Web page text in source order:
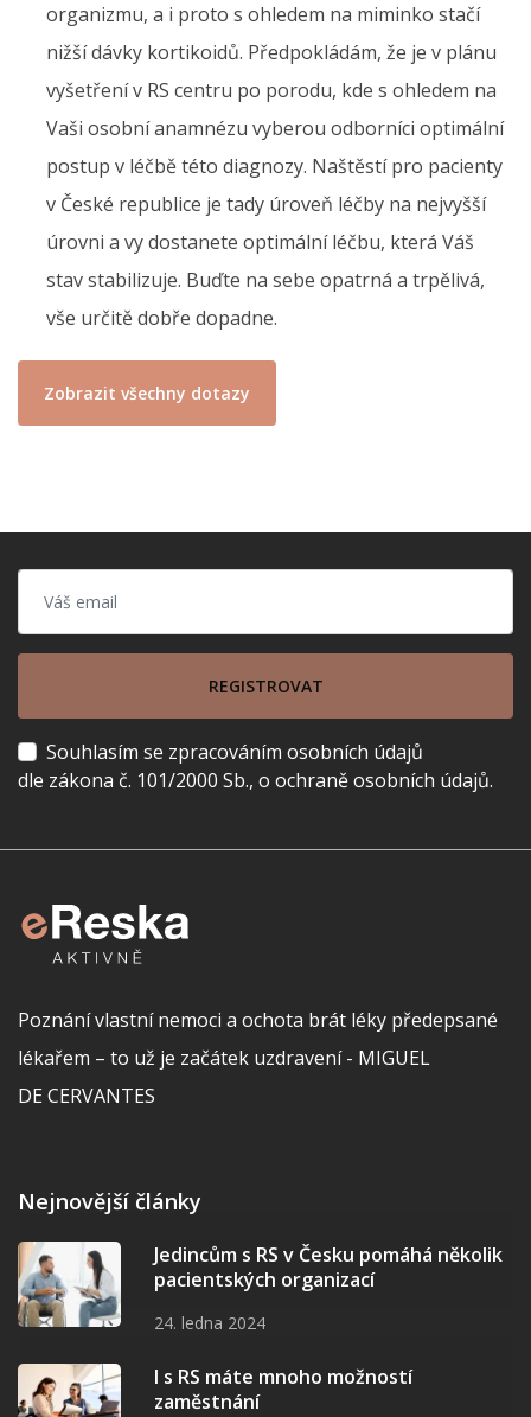
organizmu, a i proto s ohledem na miminko stačí
nižší dávky kortikoidů. Předpokládám, že je v plánu
vyšetření v RS centru po porodu, kde s ohledem na
Vaši osobní anamnézu vyberou odborníci optimální
postup v léčbě této diagnozy. Naštěstí pro pacienty
v České republice je tady úroveň léčby na nejvyšší
úrovni a vy dostanete optimální léčbu, která Váš
stav stabilizuje. Buďte na sebe opatrná a trpělivá,
vše určitě dobře dopadne.
Zobrazit všechny dotazy
REGISTROVAT
Souhlasím se zpracováním osobních údajů
dle zákona č. 101/2000 Sb., o ochraně osobních údajů.
Poznání vlastní nemoci a ochota brát léky předepsané
lékařem – to už je začátek uzdravení - MIGUEL
DE CERVANTES
Nejnovější články
Jedincům s RS v Česku pomáhá několik
pacientských organizací
24. ledna 2024
I s RS máte mnoho možností
zaměstnání